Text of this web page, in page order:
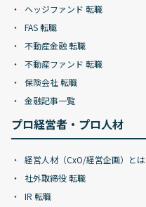
ヘッジファンド 転職
FAS 転職
不動産金融 転職
不動産ファンド 転職
保険会社 転職
金融記事一覧
プロ経営者・プロ人材
経営人材（CxO/経営企画）とは
社外取締役 転職
IR 転職